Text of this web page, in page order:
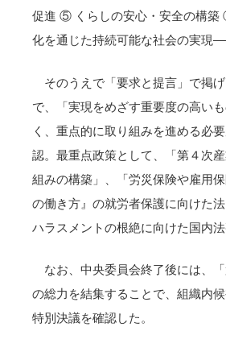
促進 ⑤ くらしの安心・安全の構
化を通じた持続可能な社会の実現
そのうえで「要求と提言」で掲
で、「実現をめざす重要度の高い
く、重点的に取り組みを進める必
認。最重点政策として、「第４次
組みの構築」、「労災保険や雇用
の働き方』の就労者保護に向けた
ハラスメントの根絶に向けた国内
なお、中央委員会終了後には、
の総力を結集することで、組織内
特別決議を確認した。